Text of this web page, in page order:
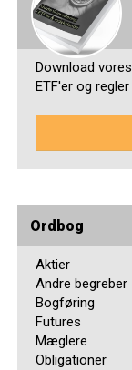
Download
ETF'er og
Ordbog
Aktier
Andre begreber
Bogføring
Futures
Mæglere
Obligationer